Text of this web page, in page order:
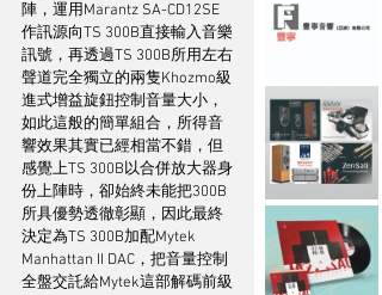
陣，運用Marantz SA-CD12SE
作訊源向TS 300B直接輸入音樂
訊號，再透過TS 300B所用左右
聲道完全獨立的兩隻Khozmo級
進式增益旋鈕控制音量大小，
如此這般的簡單組合，所得音
響效果其實已經相當不錯，但
感覺上TS 300B以合併放大器身
份上陣時，卻始終未能把300B
所具優勢透徹彰顯，因此最終
決定為TS 300B加配Mytek
Manhattan II DAC，把音量控制
全盤交託給Mytek這部解碼前級